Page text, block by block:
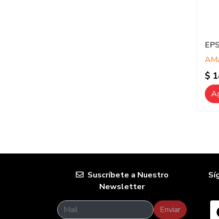
$
Suscríbete a Nuestro
Newsletter
Enviar